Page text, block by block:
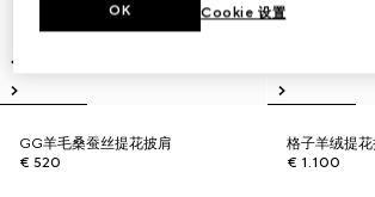
GG羊毛桑蚕丝提花披肩
€ 520
格子羊绒提花
€ 1.100
Cookie 设置
OK